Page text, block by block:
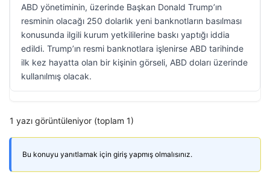
ABD yönetiminin, üzerinde Başkan Donald Trump’ın
resminin olacağı 250 dolarlık yeni banknotların basılması
konusunda ilgili kurum yetkililerine baskı yaptığı iddia
edildi. Trump’ın resmi banknotlara işlenirse ABD tarihinde
ilk kez hayatta olan bir kişinin görseli, ABD doları üzerinde
kullanılmış olacak.
1 yazı görüntüleniyor (toplam 1)
Bu konuyu yanıtlamak için giriş yapmış olmalısınız.